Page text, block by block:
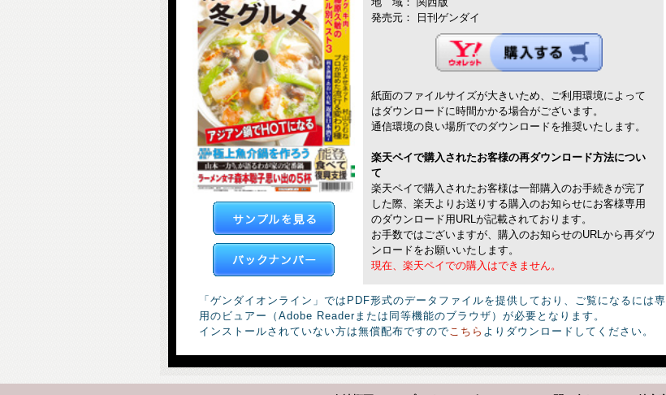
発売元： 日刊ゲンダイ
紙面のファイルサイズが大きいため、ご利用環境によって
はダウンロードに時間かかる場合がございます。
通信環境の良い場所でのダウンロードを推奨いたします。
楽天ペイで購入されたお客様の再ダウンロード方法につい
て
楽天ペイで購入されたお客様は一部購入のお手続きが完了
した際、楽天よりお送りする購入のお知らせにお客様専用
のダウンロード用URLが記載されております。
お手数ではございますが、購入のお知らせのURLから再ダウ
ンロードをお願いいたします。
現在、楽天ペイでの購入はできません。
「ゲンダイオンライン」ではPDF形式のデータファイルを提供しており、ご覧になるには専
用のビュアー（Adobe Readerまたは同等機能のブラウザ）が必要となります。
インストールされていない方は無償配布ですのでこちら よりダウンロードしてください。